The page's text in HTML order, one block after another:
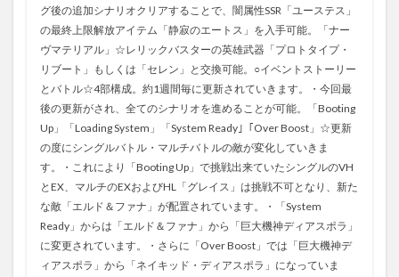
グ後の追加シナリオクリアすることで、闇属性SSR「ユーステス」
の最終上限解放アイテム「静寂のエートス」を入手可能。「ナー
ヴマテリアル」☆レリックバスターの英雄武器「プロトタイプ・
リブート」もしくは「セレン」と交換可能。○イベントストーリー
とバトル☆4部構成。約1週間毎に更新されていきます。・今回最
後の更新がされ、全てのシナリオを進めることが可能。「Booting
Up」「Loading System」「System Ready｣「Over Boost」☆更新
の度にシングルバトル・マルチバトルの敵が変化していきま
す。・これにより「Booting Up」で挑戦出来ていたシングルのVH
とEX、マルチのEXおよびHL「グレイス」は挑戦不可となり、新た
な敵「エルド＆ファナ」が配置されています。・「System
Ready」からは「エルド＆ファナ」から「巨大機神ディアスポラ」
に変更されています。・さらに「Over Boost」では「巨大機神デ
ィアスポラ」から「ネイキッド・ディアスポラ」になっていま